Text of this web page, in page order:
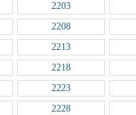
2203
2208
2213
2218
2223
2228